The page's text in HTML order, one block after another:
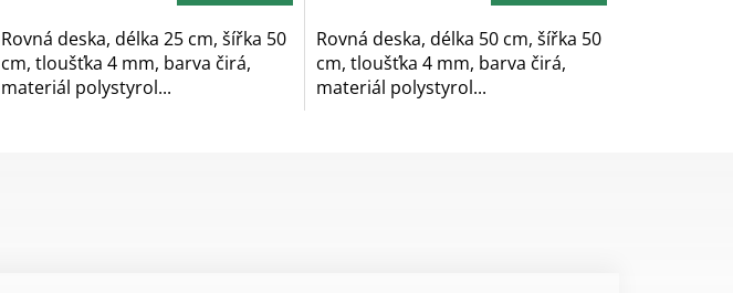
Rovná deska, délka 25 cm, šířka 50
cm, tloušťka 4 mm, barva čirá,
materiál polystyrol...
Rovná deska, délka 50 cm, šířka 50
cm, tloušťka 4 mm, barva čirá,
materiál polystyrol...